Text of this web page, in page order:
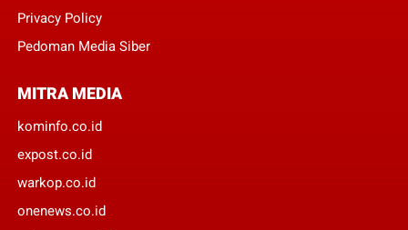
Privacy Policy
Pedoman Media Siber
MITRA MEDIA
kominfo.co.id
expost.co.id
warkop.co.id
onenews.co.id